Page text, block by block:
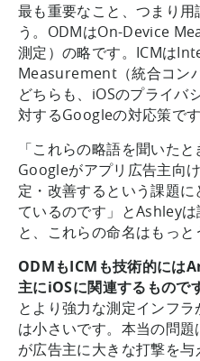
最も重要なこと、つまり
う。ODMはOn-Device
測定）の略です。ICMは
Measurement（統合コン
どちらも、iOSのプライバ
対するGoogleの対応策です
「これらの略語を聞いた
Googleがアプリ広告主向
定・改善するという課題
ているのです」とAshley
と、これらの命名はもっと
ODMもICMも技術的には
主にiOSに関連するもので
とより強力な測定インフ
は小さいです。本当の問
が広告主に大きな打撃を与